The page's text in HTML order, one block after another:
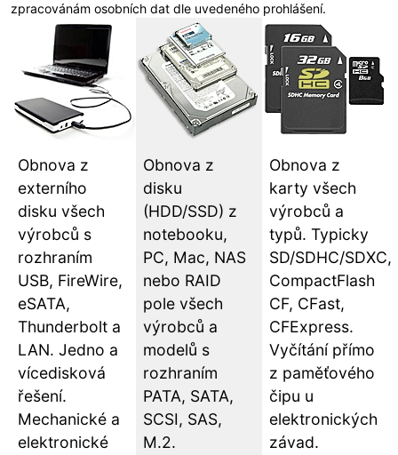
zpracovánám osobních dat dle uvedeného prohlášení.
Obnova z
externího
disku všech
výrobců s
rozhraním
USB, FireWire,
eSATA,
Thunderbolt a
LAN. Jedno a
vícedisková
řešení.
Mechanické a
elektronické
Obnova z
disku
(HDD/SSD) z
notebooku,
PC, Mac, NAS
nebo RAID
pole všech
výrobců a
modelů s
rozhraním
PATA, SATA,
SCSI, SAS,
M.2.
Obnova z
karty všech
výrobců a
typů. Typicky
SD/SDHC/SDXC,
CompactFlash
CF, CFast,
CFExpress.
Vyčítání přímo
z paměťového
čipu u
elektronických
závad.